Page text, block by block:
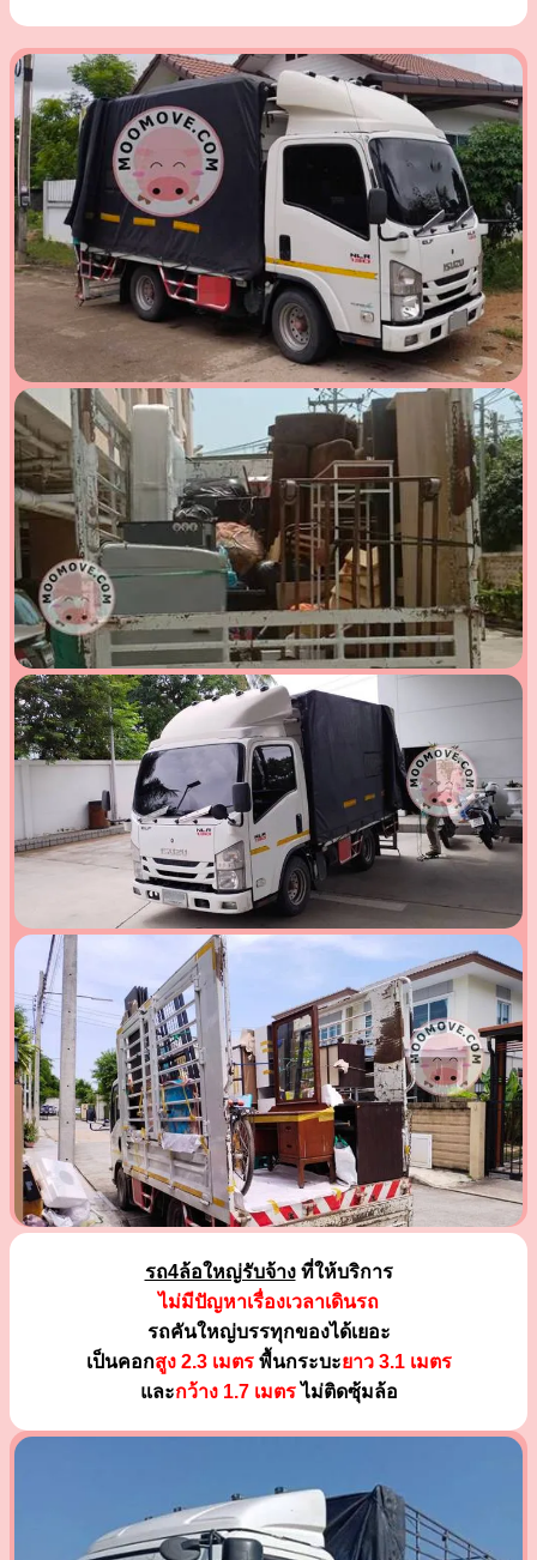
รถ4ล้อใหญ่รับจ้างที่ให้บริการ
ไม่มีปัญหาเรื่องเวลาเดินรถ
รถคันใหญ่บรรทุกของได้เยอะ
เป็นคอกสูง 2.3 เมตรพื้นกระบะยาว 3.1 เมตร
และกว้าง 1.7 เมตรไม่ติดซุ้มล้อ